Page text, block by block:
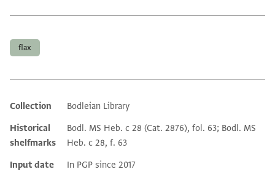
flax
Additional metadata
Collection
Bodleian Library
Historical
shelfmarks
Bodl. MS Heb. c 28 (Cat. 2876), fol. 63; Bodl. MS
Heb. c 28, f. 63
Input date
In PGP since 2017